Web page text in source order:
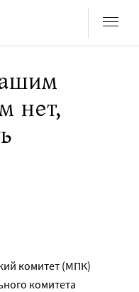
нет,
комитет (МПК)
комитета